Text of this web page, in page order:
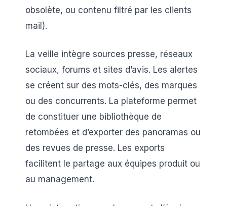
obsolète, ou contenu filtré par les clients
mail).
La veille intègre sources presse, réseaux
sociaux, forums et sites d’avis. Les alertes
se créent sur des mots-clés, des marques
ou des concurrents. La plateforme permet
de constituer une bibliothèque de
retombées et d’exporter des panoramas ou
des revues de presse. Les exports
facilitent le partage aux équipes produit ou
au management.